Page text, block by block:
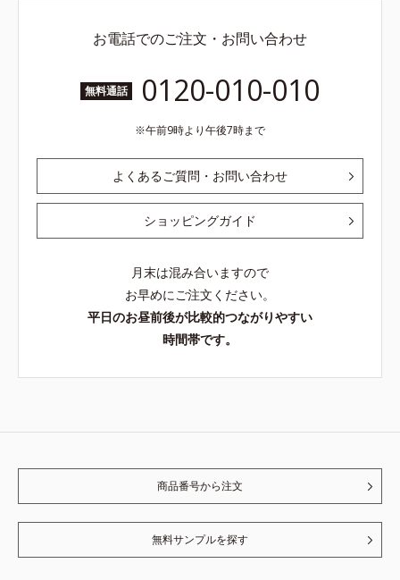
お電話でのご注文・お問い合わせ
無料通話 0120-010-010
午前9時より午後7時まで
よくあるご質問・お問い合わせ
ショッピングガイド
月末は混み合いますので
お早めにご注文ください。
平日のお昼前後が比較的つながりやすい
時間帯です。
商品番号から注文
無料サンプルを探す